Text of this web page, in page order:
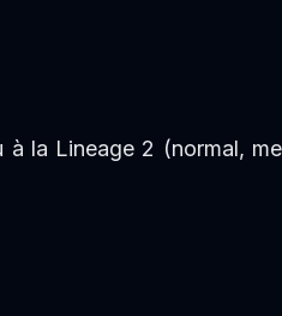
à la Lineage 2 (normal, me